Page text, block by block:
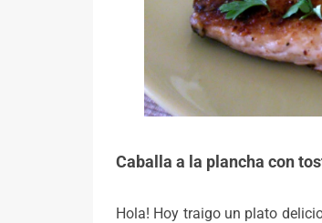
Caballa a la plancha con
Hola! Hoy traigo un plato